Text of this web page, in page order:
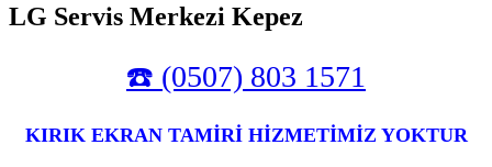
LG Servis Merkezi Kepez
☎️ (0507) 803 1571
KIRIK EKRAN TAMİRİ HİZMETİMİZ YOKTUR